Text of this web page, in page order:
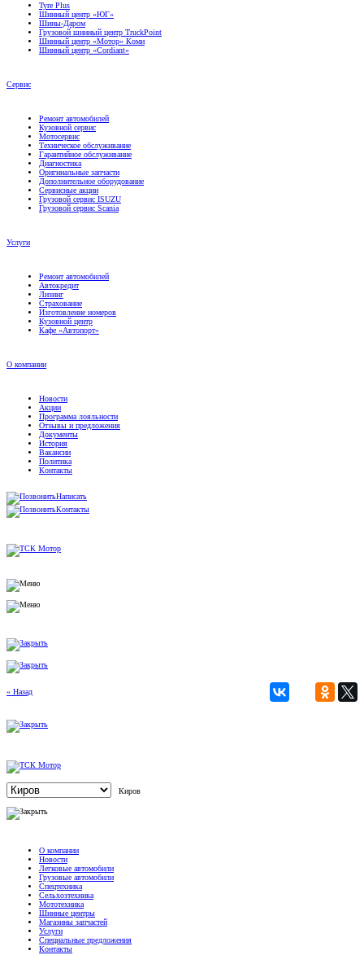
Tyre Plus
Шинный центр «ЮГ»
Шины-Даром
Грузовой шинный центр TruckPoint
Шинный центр «Мотор» Коми
Шинный центр «Cordiant»
Сервис
Ремонт автомобилей
Кузовной сервис
Мотосервис
Техническое обслуживание
Гарантийное обслуживание
Диагностика
Оригинальные запчасти
Дополнительное оборудование
Сервисные акции
Грузовой сервис ISUZU
Грузовой сервис Scania
Услуги
Ремонт автомобилей
Автокредит
Лизинг
Страхование
Изготовление номеров
Кузовной центр
Кафе «Автопорт»
О компании
Новости
Акции
Программа лояльности
Отзывы и предложения
Документы
История
Вакансии
Политика
Контакты
Написать
Контакты
« Назад
Киров
О компании
Новости
Легковые автомобили
Грузовые автомобили
Спецтехника
Сельхозтехника
Мототехника
Шинные центры
Магазины запчастей
Услуги
Специальные предложения
Контакты